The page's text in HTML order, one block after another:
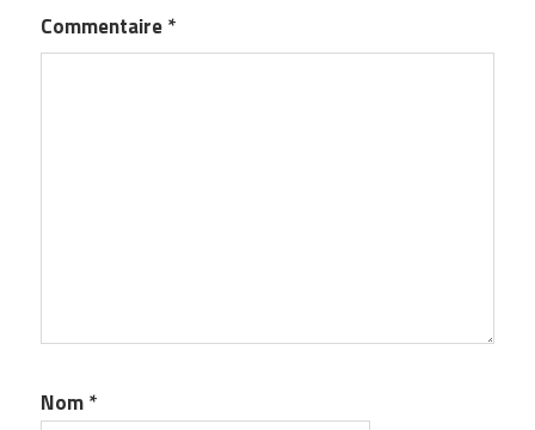
Commentaire*
Nom*